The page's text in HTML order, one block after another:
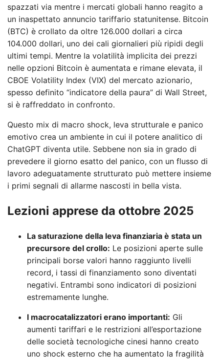
spazzati via mentre i mercati globali hanno reagito a
un inaspettato annuncio tariffario statunitense. Bitcoin
(BTC) è crollato da oltre 126.000 dollari a circa
104.000 dollari, uno dei cali giornalieri più ripidi degli
ultimi tempi. Mentre la volatilità implicita dei prezzi
nelle opzioni Bitcoin è aumentata e rimane elevata, il
CBOE Volatility Index (VIX) del mercato azionario,
spesso definito “indicatore della paura” di Wall Street,
si è raffreddato in confronto.
Questo mix di macro shock, leva strutturale e panico
emotivo crea un ambiente in cui il potere analitico di
ChatGPT diventa utile. Sebbene non sia in grado di
prevedere il giorno esatto del panico, con un flusso di
lavoro adeguatamente strutturato può mettere insieme
i primi segnali di allarme nascosti in bella vista.
Lezioni apprese da ottobre 2025
La saturazione della leva finanziaria è stata un
precursore del crollo: Le posizioni aperte sulle
principali borse valori hanno raggiunto livelli
record, i tassi di finanziamento sono diventati
negativi. Entrambi sono indicatori di posizioni
estremamente lunghe.
I macrocatalizzatori erano importanti: Gli
aumenti tariffari e le restrizioni all’esportazione
delle società tecnologiche cinesi hanno creato
uno shock esterno che ha aumentato la fragilità